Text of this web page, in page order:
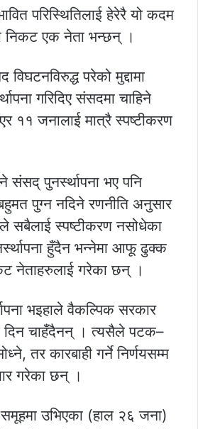
परिस्थितिलाई हेरेरै यो कदम
निकट एक नेता भन्छन् ।
परेको मुद्दामा
गरिदिए संसदमा चाहिने
११ जनालाई मात्रै स्पष्टीकरण
पुनर्स्थापना भए पनि
बहुमत पुग्न नदिने रणनीति अनुसार
सबैलाई स्पष्टीकरण नसोधेका
हुँदैन भन्नेमा आफू ढुक्क
नेताहरुलाई गरेका छन् ।
भइहाले वैकल्पिक सरकार
चाहँदैनन् । त्यसैले पटक–
तर कारबाही गर्ने निर्णयसम्म
गरेका छन् ।
उभिएका (हाल २६ जना)